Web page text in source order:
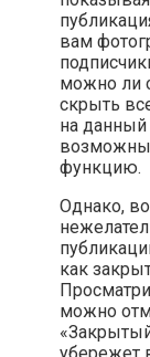
вам
можно ли
скрыть
на данный
функцию.
Однако,
как
можно
убережет